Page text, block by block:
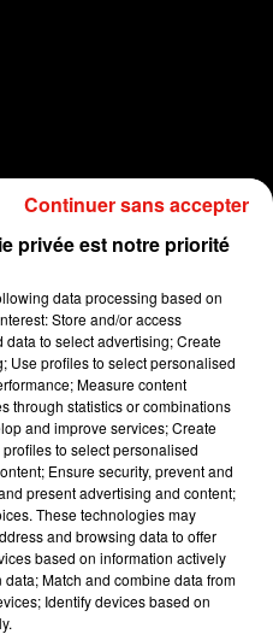
de son public et dont il a
cet équilibre, malgré tout
avant de tout donner sur la
en plein parc des
très proche, très
avec mes fans, qui reflète
assez intenses et vraies. Ça
est fidèle, qu’il me
faciles ou dans le creux
ce lien sans artifice.”
privée est notre priorité
data processing based on
Store and/or access
to select advertising; Create
Use profiles to select personalised
Measure content
through statistics or combinations
and improve services; Create
to select personalised
Ensure security, prevent and
present advertising and content;
These technologies may
and browsing data to offer
based on information actively
Match and combine data from
Identify devices based on
Continuer sans accepter